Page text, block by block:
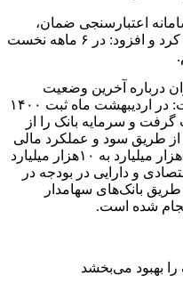
اعتبارسنجی ضمان،
سفته الکترونیک و توثیق سهام اشاره کرد و افزود: در ۶ ماهه نخست
درباره آخرین وضعیت
افزایش سرمایه این بانک اظهار داشت: در اردیبهشت ماه ثبت ۱۴۰۰
و سرمایه بانک را از
تومان از طریق سود و عملکرد مالی
سال ۱۴۰۰ افزایش دادیم. مجدداً از ۵هزار میلیارد به ۱۰هزار میلیارد
و دارایی در بودجه در
بانک‌های سهامدار
شده است.
را بهبود می‌بخشد